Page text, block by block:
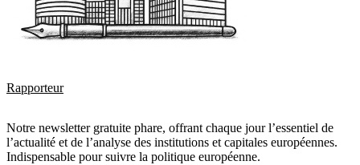
Rapporteur
Notre newsletter gratuite phare, offrant chaque jour l’essentiel de
l’actualité et de l’analyse des institutions et capitales européennes.
Indispensable pour suivre la politique européenne.